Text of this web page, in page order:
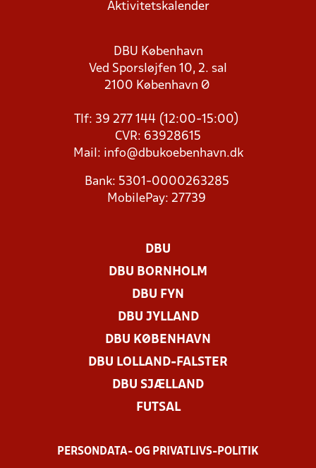
Aktivitetskalender
DBU København
Ved Sporsløjfen 10, 2. sal
2100 København Ø
Tlf: 39 277 144 (12:00-15:00)
CVR: 63928615
Mail: info@dbukoebenhavn.dk
Bank: 5301-0000263285
MobilePay: 27739
DBU
DBU BORNHOLM
DBU FYN
DBU JYLLAND
DBU KØBENHAVN
DBU LOLLAND-FALSTER
DBU SJÆLLAND
FUTSAL
PERSONDATA- OG PRIVATLIVS-POLITIK